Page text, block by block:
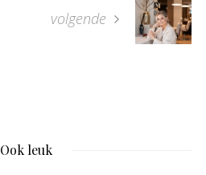
volgende
Ook leuk